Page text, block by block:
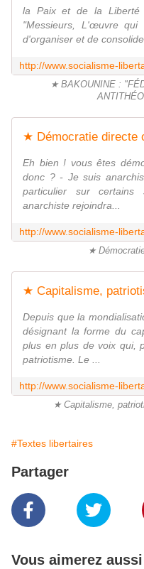
la Paix et de la Liberté
"Messieurs, L'œuvre qui
d'organiser et de
★ BAKOUNINE :
Eh bien ! vous êtes
donc ? - Je suis
particulier sur
anarchiste rejoindra...
★
Depuis que la
désignant la forme du
plus en plus de voix qui,
patriotisme. Le ...
★ Capitalisme,
#Textes libertaires
Partager
Vous aimerez aussi